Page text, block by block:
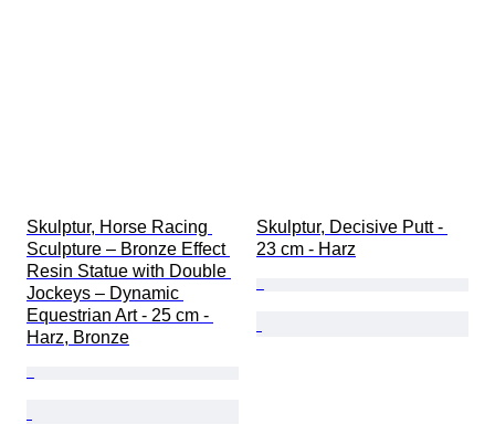
Skulptur, Horse Racing
Sculpture – Bronze Effect
Resin Statue with Double
Jockeys – Dynamic
Equestrian Art - 25 cm -
Harz, Bronze
Skulptur, Decisive Putt -
23 cm - Harz